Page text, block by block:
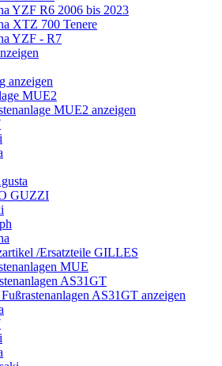
YZF R6 2006 bis 2023
XTZ 700 Tenere
YZF - R7
anzeigen
MUE2
MUE2 anzeigen
GUZZI
/Ersatzteile GILLES
MUE
AS31GT
AS31GT anzeigen